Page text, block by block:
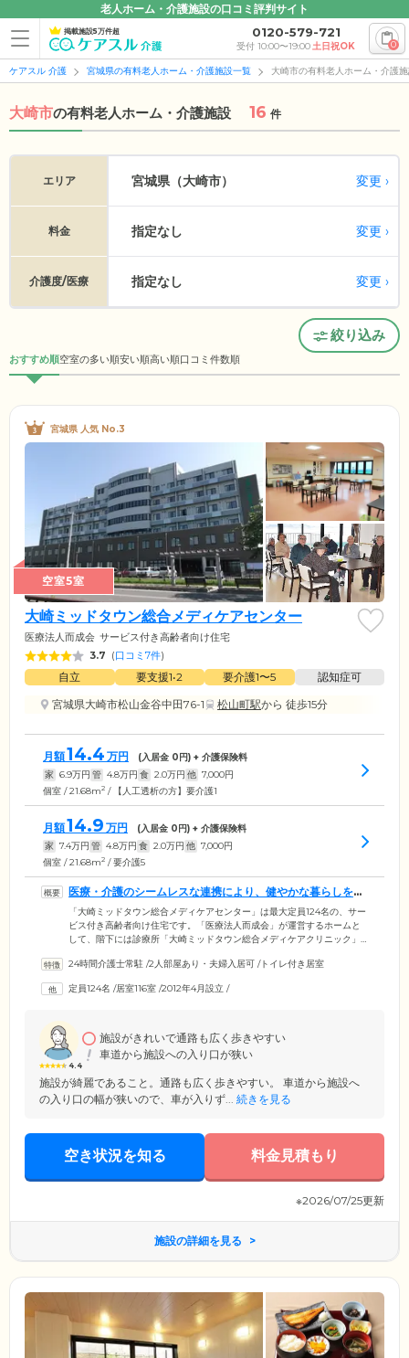
老人ホーム・介護施設の口コミ評判サイト
掲載施設5万件超 0120-579-721
受付 10:00〜19:00土日祝OK 0
ケアスル 介護 宮城県の有料老人ホーム・介護施設一覧 大崎市の有料老人ホーム・介護
大崎市の有料老人ホーム・介護施設 16 件
エリア 宮城県（大崎市） 変更
料金 指定なし 変更
介護度/医療 指定なし 変更
絞り込み
おすすめ順空室の多い順安い順高い順口コミ件数順
宮城県 人気 No.3
空室5室
大崎ミッドタウン総合メディケアセンター
医療法人而成会 サービス付き高齢者向け住宅
3.7 (口コミ7件)
自立 要支援1•2 要介護1〜5
認知症可
宮城県大崎市松山金谷中田76-1
松山町駅から 徒歩15分
月額14.4 万円 (入居金 0円) + 介護保険料
家 6.9万円 管 4.8万円 食 2.0万円 他 7,000円
個室 / 21.68m2 / 【人工透析の方】要介護1
月額14.9 万円 (入居金 0円) + 介護保険料
家 7.4万円 管 4.8万円 食 2.0万円 他 7,000円
個室 / 21.68m2 / 要介護5
医療・介護のシームレスな連携により、健やかな暮らしをお
守りしています
「大崎ミッドタウン総合メディケアセンター」は最大定員124名の、サー
ビス付き高齢者向け住宅です。「医療法人而成会」が運営するホームと
して、階下には診療所「大崎ミッドタウン総合メディケアクリニック」
さまの健やかな暮らしをお守りしています。「人工透析対応型」「介護
た専門性の高いサポートを行っているため、医療ニーズの高い方やご自
24時間介護士常駐 /2人部屋あり・夫婦入居可 /トイレ付き居室
定員124名 /居室116室 /2012年4月設立 /
4.4
施設がきれいで通路も広く歩きやすい
車道から施設への入り口が狭い
施設が綺麗であること。通路も広く歩きやすい。 車道から施設へ
の入り口の幅が狭いので、車が入りず... 続きを見る
空き状況を知る 料金見積もり
※2026/07/25更新
施設の詳細を見る